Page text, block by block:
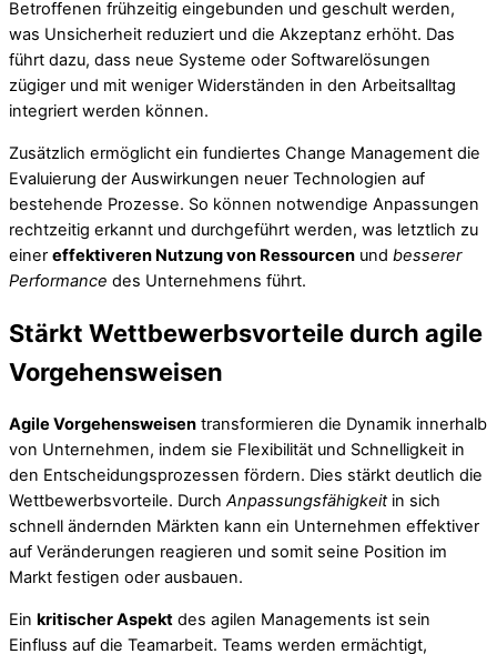
Betroffenen frühzeitig eingebunden und geschult werden,
was Unsicherheit reduziert und die Akzeptanz erhöht. Das
führt dazu, dass neue Systeme oder Softwarelösungen
zügiger und mit weniger Widerständen in den Arbeitsalltag
integriert werden können.
Zusätzlich ermöglicht ein fundiertes Change Management die
Evaluierung der Auswirkungen neuer Technologien auf
bestehende Prozesse. So können notwendige Anpassungen
rechtzeitig erkannt und durchgeführt werden, was letztlich zu
einer effektiveren Nutzung von Ressourcen und besserer
Performance des Unternehmens führt.
Stärkt Wettbewerbsvorteile durch agile
Vorgehensweisen
Agile Vorgehensweisen transformieren die Dynamik innerhalb
von Unternehmen, indem sie Flexibilität und Schnelligkeit in
den Entscheidungsprozessen fördern. Dies stärkt deutlich die
Wettbewerbsvorteile. Durch Anpassungsfähigkeitin sich
schnell ändernden Märkten kann ein Unternehmen effektiver
auf Veränderungen reagieren und somit seine Position im
Markt festigen oder ausbauen.
Ein kritischer Aspekt des agilen Managements ist sein
Einfluss auf die Teamarbeit. Teams werden ermächtigt,